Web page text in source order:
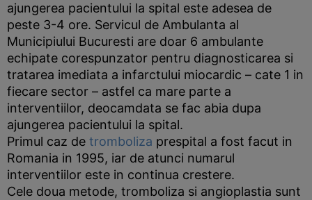
ajungerea pacientului la spital este adesea de
peste 3-4 ore. Servicul de Ambulanta al
Municipiului Bucuresti are doar 6 ambulante
echipate corespunzator pentru diagnosticarea si
tratarea imediata a infarctului miocardic – cate 1 in
fiecare sector – astfel ca mare parte a
interventiilor, deocamdata se fac abia dupa
ajungerea pacientului la spital.
Primul caz de tromboliza prespital a fost facut in
Romania in 1995, iar de atunci numarul
interventiilor este in continua crestere.
Cele doua metode, tromboliza si angioplastia sunt